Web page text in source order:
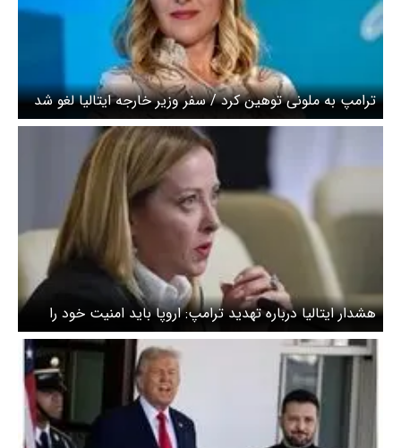
ترامپ به ملونی توهین کرد / سفر وزیر خارجه ایتالیا لغو شد
هشدار ایتالیا درباره تهدید ترامپ: اروپا باید امنیت خود را
تقویت کند